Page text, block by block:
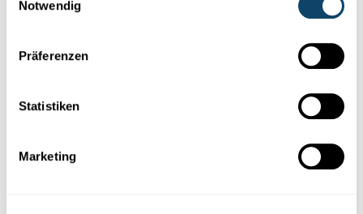
Notwendig
Präferenzen
Statistiken
Marketing